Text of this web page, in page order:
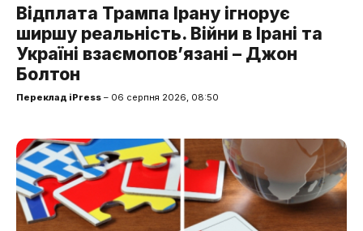
Відплата Трампа Ірану ігнорує
ширшу реальність. Війни в Ірані та
Україні взаємопов’язані – Джон
Болтон
Переклад iPress – 06 серпня 2026, 08:50